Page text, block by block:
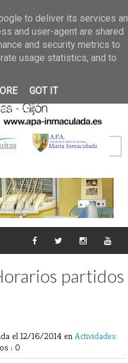
DE FOTOS
2026
GALERIA
20 may
28 abr
25 Y
partidos
el 12/16/2014 en Actividades
: 0
to deliver its services
and user-agent are shared
and security metrics to
usage statistics, and to
GOT IT